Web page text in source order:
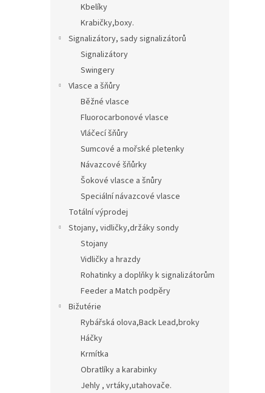
Kbelíky
Krabičky,boxy.
Signalizátory, sady signalizátorů
Signalizátory
Swingery
Vlasce a šňůry
Běžné vlasce
Fluorocarbonové vlasce
Vláčecí šňůry
Sumcové a mořské pletenky
Návazcové šňůrky
Šokové vlasce a šnůry
Speciální návazcové vlasce
Totální výprodej
Stojany, vidličky,držáky sondy
Stojany
Vidličky a hrazdy
Rohatinky a doplňky k signalizátorům
Feeder a Match podpěry
Bižutérie
Rybářská olova,Back Lead,broky
Háčky
Krmítka
Obratlíky a karabinky
Jehly , vrtáky,utahovače.